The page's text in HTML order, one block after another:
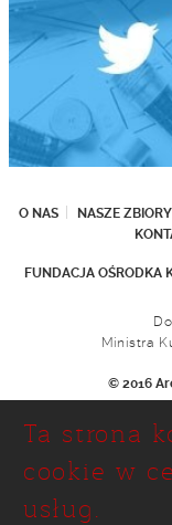
O NAS NASZE ZBIORY
FUNDACJA OŚRODKA
Ministra
© 2016
Ta strona
cookie w
usług.